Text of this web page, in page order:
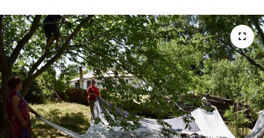
Magazin
Mektup Galeri
Röportaj
Manşet